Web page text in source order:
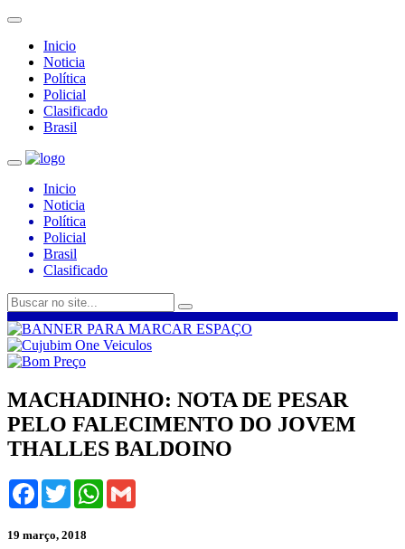
Inicio
Noticia
Política
Policial
Clasificado
Brasil
Inicio
Noticia
Política
Policial
Brasil
Clasificado
MACHADINHO: NOTA DE PESAR
PELO FALECIMENTO DO JOVEM
THALLES BALDOINO
Facebook
TwitterWhatsApp
19 março, 2018